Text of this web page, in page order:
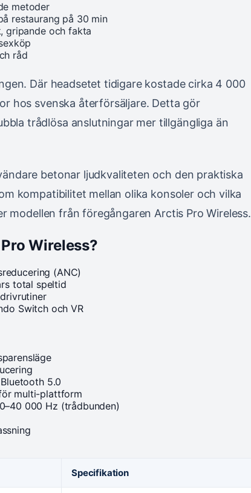
metoder
restaurang på 30 min
gripande och fakta
råd
Där headsetet tidigare kostade cirka 4 000
hos svenska återförsäljare. Detta gör
trådlösa anslutningar mer tillgängliga än
betonar ljudkvaliteten och den praktiska
kompatibilitet mellan olika konsoler och vilka
modellen från föregångaren Arctis Pro Wireless.
Wireless?
(ANC)
total speltid
Switch och VR
5.0
multi-plattform
000 Hz (trådbunden)
Specifikation